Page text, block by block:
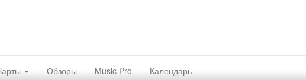
Обзоры Music Pro Календарь